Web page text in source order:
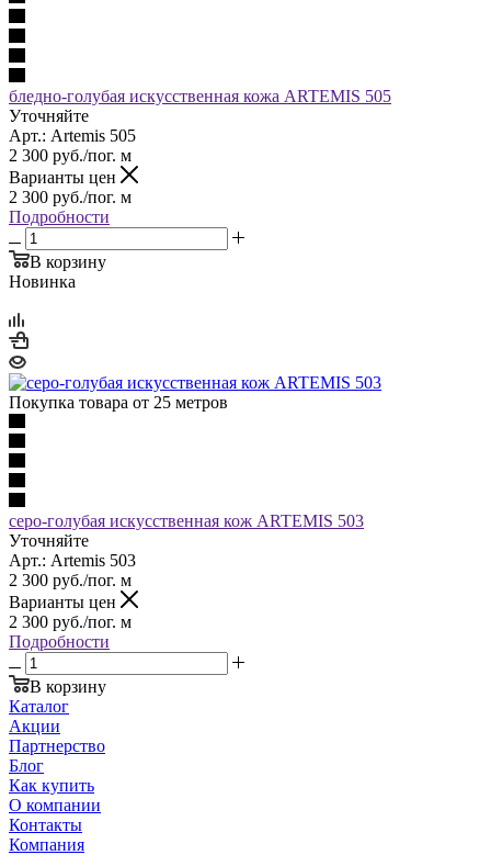
бледно-голубая искусственная кожа ARTEMIS 505
Уточняйте
Арт.: Artemis 505
2 300 руб./пог. м
Варианты цен
2 300 руб./пог. м
Подробности
В корзину
Новинка
Покупка товара от 25 метров
серо-голубая искусственная кож ARTEMIS 503
Уточняйте
Арт.: Artemis 503
2 300 руб./пог. м
Варианты цен
2 300 руб./пог. м
Подробности
В корзину
Каталог
Акции
Партнерство
Блог
Как купить
О компании
Контакты
Компания